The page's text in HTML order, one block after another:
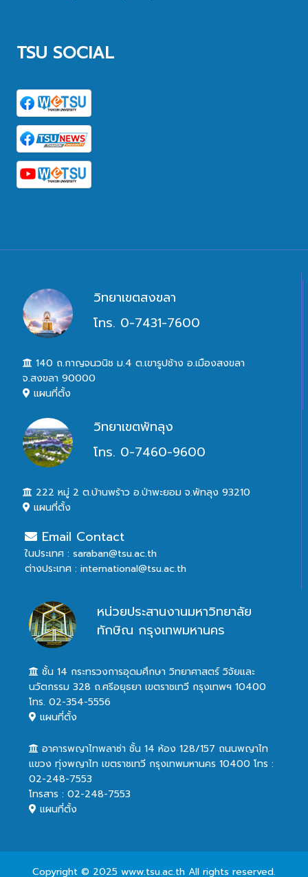
TSU SOCIAL
วิทยาเขตสงขลา
โทร. 0-7431-7600
140 ถ.กาญจนวนิช ม.4 ต.เขารูปช้าง อ.เมืองสงขลา
จ.สงขลา 90000
แผนที่ตั้ง
วิทยาเขตพัทลุง
โทร. 0-7460-9600
222 หมู่ 2 ต.บ้านพร้าว อ.ป่าพะยอม จ.พัทลุง 93210
แผนที่ตั้ง
Email Contact
ในประเทศ : saraban@tsu.ac.th
ต่างประเทศ : international@tsu.ac.th
หน่วยประสานงานมหาวิทยาลัย
ทักษิณ กรุงเทพมหานคร
ชั้น 14 กระทรวงการอุดมศึกษา วิทยาศาสตร์ วิจัยและ
นวัตกรรม 328 ถ.ศรีอยุธยา เขตราชเทวี กรุงเทพฯ 10400
โทร. 02-354-5556
แผนที่ตั้ง
อาคารพญาไทพลาซ่า ชั้น 14 ห้อง 128/157 ถนนพญาไท
แขวง ทุ่งพญาไท เขตราชเทวี กรุงเทพมหานคร 10400 โทร :
02-248-7553
โทรสาร : 02-248-7553
แผนที่ตั้ง
Copyright © 2025 www.tsu.ac.th All rights reserved.